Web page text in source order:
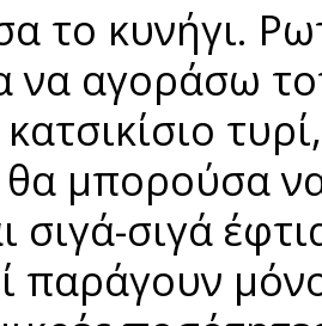
το κυνήγι.
να αγοράσω
μπορούσα
σιγά-σιγά
παράγουν